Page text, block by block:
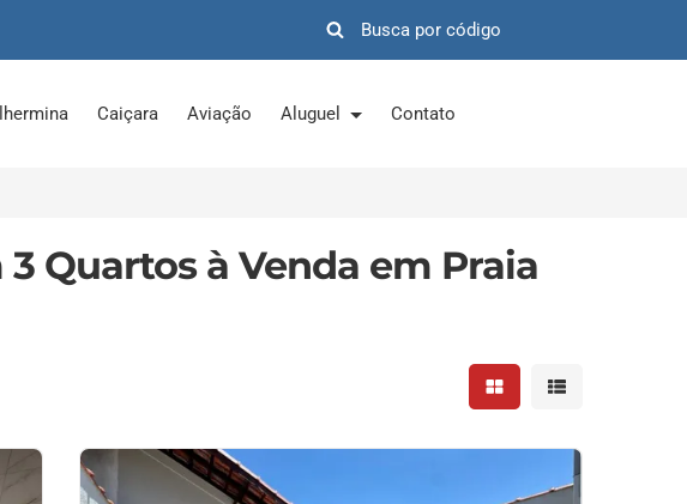
Caiçara Aviação Aluguel Contato
Quartos à Venda em Praia
Mostrar resultados em
Mostrar